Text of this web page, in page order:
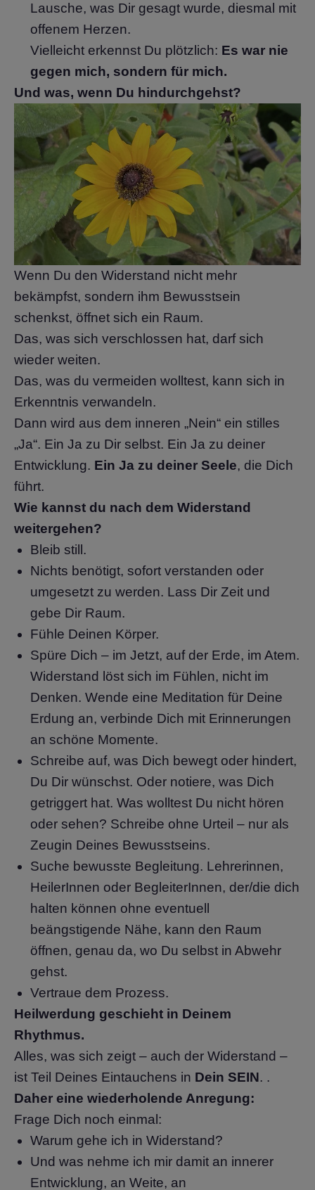
Lausche, was Dir gesagt wurde, diesmal mit
offenem Herzen.
Vielleicht erkennst Du plötzlich: Es war nie
gegen mich, sondern für mich.
Und was, wenn Du hindurchgehst?
Wenn Du den Widerstand nicht mehr
bekämpfst, sondern ihm Bewusstsein
schenkst, öffnet sich ein Raum.
Das, was sich verschlossen hat, darf sich
wieder weiten.
Das, was du vermeiden wolltest, kann sich in
Erkenntnis verwandeln.
Dann wird aus dem inneren „Nein“ ein stilles
„Ja“. Ein Ja zu Dir selbst. Ein Ja zu deiner
Entwicklung. Ein Ja zu deiner Seele, die Dich
führt.
Wie kannst du nach dem Widerstand
weitergehen?
Bleib still.
Nichts benötigt, sofort verstanden oder
umgesetzt zu werden. Lass Dir Zeit und
gebe Dir Raum.
Fühle Deinen Körper.
Spüre Dich – im Jetzt, auf der Erde, im Atem.
Widerstand löst sich im Fühlen, nicht im
Denken. Wende eine Meditation für Deine
Erdung an, verbinde Dich mit Erinnerungen
an schöne Momente.
Schreibe auf, was Dich bewegt oder hindert,
Du Dir wünschst. Oder notiere, was Dich
getriggert hat. Was wolltest Du nicht hören
oder sehen? Schreibe ohne Urteil – nur als
Zeugin Deines Bewusstseins.
Suche bewusste Begleitung. Lehrerinnen,
HeilerInnen oder BegleiterInnen, der/die dich
halten können ohne eventuell
beängstigende Nähe, kann den Raum
öffnen, genau da, wo Du selbst in Abwehr
gehst.
Vertraue dem Prozess.
Heilwerdung geschieht in Deinem
Rhythmus.
Alles, was sich zeigt – auch der Widerstand –
ist Teil Deines Eintauchens in Dein SEIN. .
Daher eine wiederholende Anregung:
Frage Dich noch einmal:
Warum gehe ich in Widerstand?
Und was nehme ich mir damit an innerer
Entwicklung, an Weite, an